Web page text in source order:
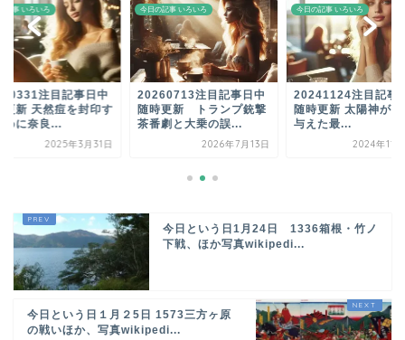
記事 いろいろ
注目記事日中
更新 トランプ銃撃
劇と大乗の誤...
2026年7月13日
今日の記事 いろいろ
20241124注目記事日中
随時更新 太陽神が人類に
与えた最...
2024年11月24日
今日の記事 いろいろ
20250331注目記事
随時更新 天然痘を
るために奈良...
2025年3
今日という日1月24日 1336箱根・竹ノ
下戦、ほか写真wikipedi...
今日という日１月２5日 1573三方ヶ原
の戦いほか、写真wikipedi...